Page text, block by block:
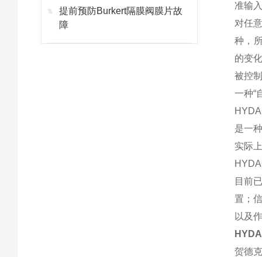
提前预防Burkert隔膜阀膜片故
障
准输
对任
种，
的变
被控
一种“
是一
实际
目前
置；
以及
贺德